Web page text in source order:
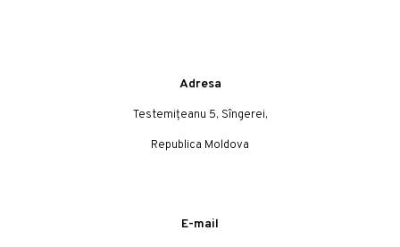
Adresa
Testemițeanu 5, Sîngerei,
Republica Moldova
E-mail